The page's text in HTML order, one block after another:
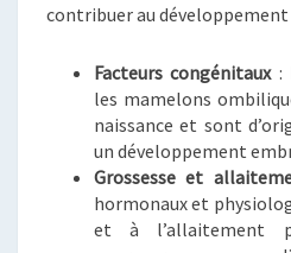
contribuer au
Facteurs congénitaux:
les mamelons
naissance et sont
un développement
Grossesse et
hormonaux et
et à l’allaitement